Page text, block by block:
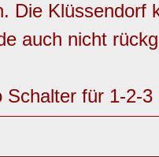
Die Klüssendorf
auch nicht
Schalter für 1-2-3